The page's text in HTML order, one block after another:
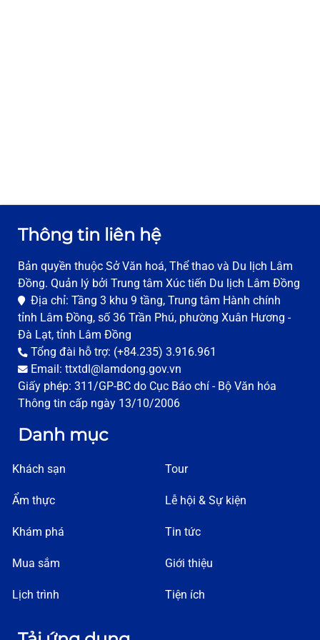
Thông tin liên hệ
Bản quyền thuộc Sở Văn hoá, Thể thao và Du lịch Lâm
Đồng. Quản lý bởi Trung tâm Xúc tiến Du lịch Lâm Đồng
Địa chỉ: Tầng 3 khu 9 tầng, Trung tâm Hành chính
tỉnh Lâm Đồng, số 36 Trần Phú, phường Xuân Hương -
Đà Lạt, tỉnh Lâm Đồng
Tổng đài hỗ trợ: (+84.235) 3.916.961
Email: ttxtdl@lamdong.gov.vn
Giấy phép: 311/GP-BC do Cục Báo chí - Bộ Văn hóa
Thông tin cấp ngày 13/10/2006
Danh mục
Khách sạn
Ẩm thực
Khám phá
Mua sắm
Lịch trình
Tour
Lễ hội & Sự kiện
Tin tức
Giới thiệu
Tiện ích